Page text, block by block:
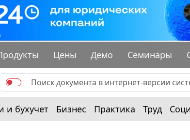
Цены Демо Семинары
и бухучет Бизнес Практика Труд